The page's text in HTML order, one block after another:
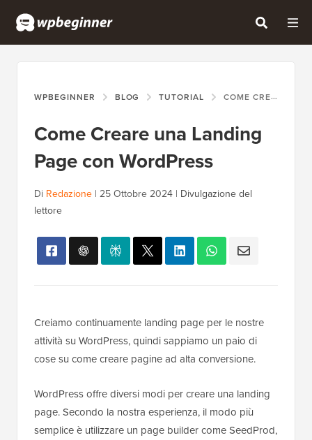
WPBEGINNER BLOG TUTORIAL COME CREARE UNA LANDING PAGE CON WORDPRESS
Come Creare una Landing
Page con WordPress
Di Redazione | 25 Ottobre 2024 | Divulgazione del
lettore
Creiamo continuamente landing page per le nostre
attività su WordPress, quindi sappiamo un paio di
cose su come creare pagine ad alta conversione.
WordPress offre diversi modi per creare una landing
page. Secondo la nostra esperienza, il modo più
semplice è utilizzare un page builder come SeedProd,